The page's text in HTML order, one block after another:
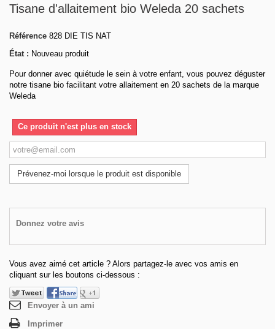
Tisane d'allaitement bio Weleda 20 sachets
Référence 828 DIE TIS NAT
État : Nouveau produit
Pour donner avec quiétude le sein à votre enfant, vous pouvez déguster
notre tisane bio facilitant votre allaitement en 20 sachets de la marque
Weleda
Ce produit n'est plus en stock
Prévenez-moi lorsque le produit est disponible
Donnez votre avis
Vous avez aimé cet article ? Alors partagez-le avec vos amis en
cliquant sur les boutons ci-dessous :
Envoyer à un ami
Imprimer